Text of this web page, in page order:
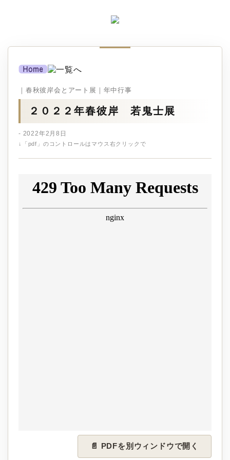
｜春秋彼岸会とアート展｜年中行事
２０２２年春彼岸 若鬼士展
- 2022年2月8日
↓「pdf」のコントロールはマウス右クリックで
📄 PDFを別ウィンドウで開く